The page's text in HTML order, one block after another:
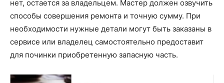
нет, остается за владельцем. Мастер должен озвучить
способы совершения ремонта и точную сумму. При
необходимости нужные детали могут быть заказаны в
сервисе или владелец самостоятельно предоставит
для починки приобретенную запасную часть.